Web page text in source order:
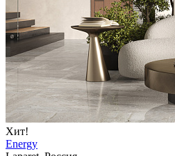
Хит!
Energy